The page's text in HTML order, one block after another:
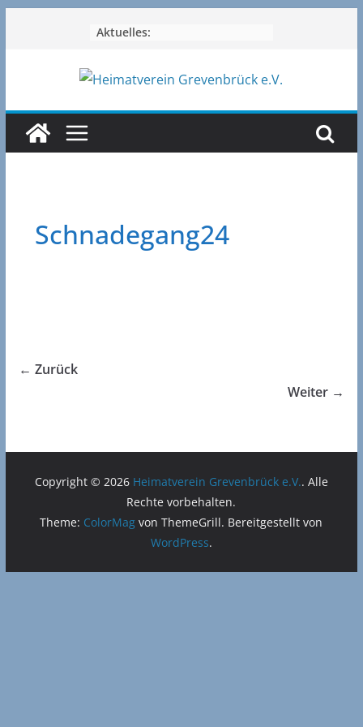
Aktuelles:
Schnadegang24
← Zurück
Weiter →
Copyright © 2026 Heimatverein Grevenbrück e.V.. Alle
Rechte vorbehalten.
Theme: ColorMag von ThemeGrill. Bereitgestellt von
WordPress.